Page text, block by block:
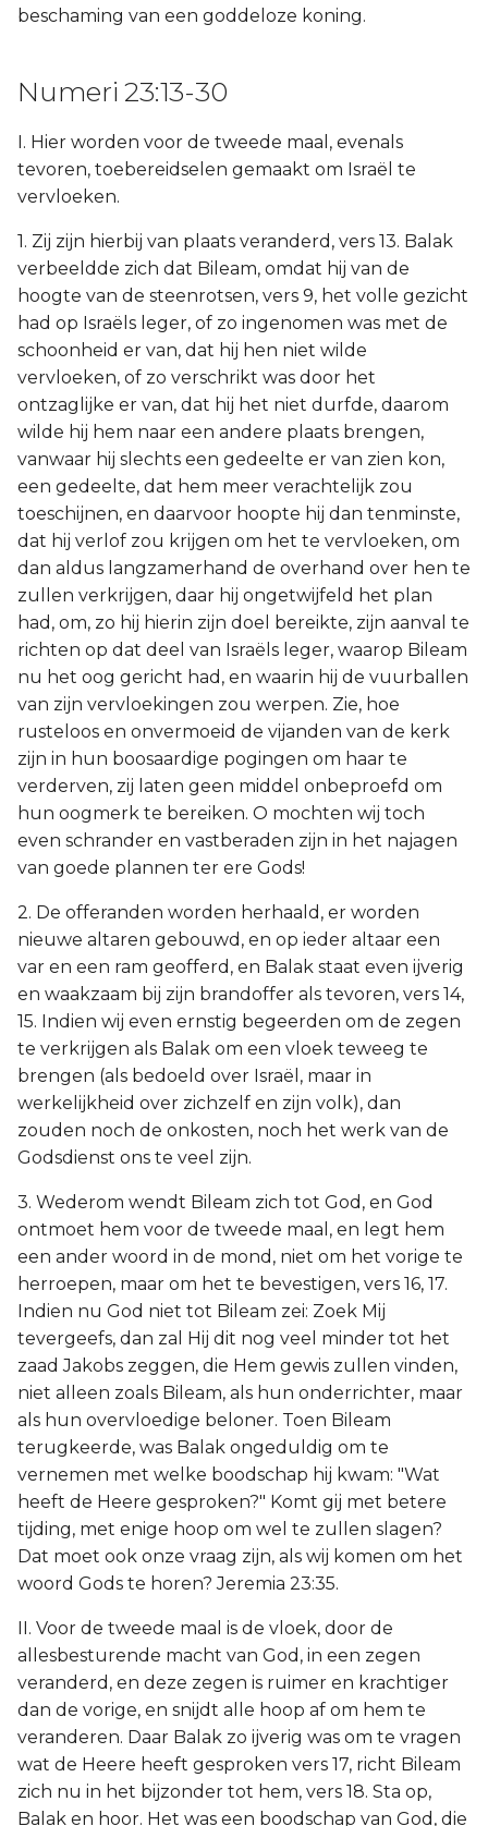
beschaming van een goddeloze koning.
Numeri 23:13-30
I. Hier worden voor de tweede maal, evenals
tevoren, toebereidselen gemaakt om Israël te
vervloeken.
1. Zij zijn hierbij van plaats veranderd, vers 13. Balak
verbeeldde zich dat Bileam, omdat hij van de
hoogte van de steenrotsen, vers 9, het volle gezicht
had op Israëls leger, of zo ingenomen was met de
schoonheid er van, dat hij hen niet wilde
vervloeken, of zo verschrikt was door het
ontzaglijke er van, dat hij het niet durfde, daarom
wilde hij hem naar een andere plaats brengen,
vanwaar hij slechts een gedeelte er van zien kon,
een gedeelte, dat hem meer verachtelijk zou
toeschijnen, en daarvoor hoopte hij dan tenminste,
dat hij verlof zou krijgen om het te vervloeken, om
dan aldus langzamerhand de overhand over hen te
zullen verkrijgen, daar hij ongetwijfeld het plan
had, om, zo hij hierin zijn doel bereikte, zijn aanval te
richten op dat deel van Israëls leger, waarop Bileam
nu het oog gericht had, en waarin hij de vuurballen
van zijn vervloekingen zou werpen. Zie, hoe
rusteloos en onvermoeid de vijanden van de kerk
zijn in hun boosaardige pogingen om haar te
verderven, zij laten geen middel onbeproefd om
hun oogmerk te bereiken. O mochten wij toch
even schrander en vastberaden zijn in het najagen
van goede plannen ter ere Gods!
2. De offeranden worden herhaald, er worden
nieuwe altaren gebouwd, en op ieder altaar een
var en een ram geofferd, en Balak staat even ijverig
en waakzaam bij zijn brandoffer als tevoren, vers 14,
15. Indien wij even ernstig begeerden om de zegen
te verkrijgen als Balak om een vloek teweeg te
brengen (als bedoeld over Israël, maar in
werkelijkheid over zichzelf en zijn volk), dan
zouden noch de onkosten, noch het werk van de
Godsdienst ons te veel zijn.
3. Wederom wendt Bileam zich tot God, en God
ontmoet hem voor de tweede maal, en legt hem
een ander woord in de mond, niet om het vorige te
herroepen, maar om het te bevestigen, vers 16, 17.
Indien nu God niet tot Bileam zei: Zoek Mij
tevergeefs, dan zal Hij dit nog veel minder tot het
zaad Jakobs zeggen, die Hem gewis zullen vinden,
niet alleen zoals Bileam, als hun onderrichter, maar
als hun overvloedige beloner. Toen Bileam
terugkeerde, was Balak ongeduldig om te
vernemen met welke boodschap hij kwam: "Wat
heeft de Heere gesproken?" Komt gij met betere
tijding, met enige hoop om wel te zullen slagen?
Dat moet ook onze vraag zijn, als wij komen om het
woord Gods te horen? Jeremia 23:35.
II. Voor de tweede maal is de vloek, door de
allesbesturende macht van God, in een zegen
veranderd, en deze zegen is ruimer en krachtiger
dan de vorige, en snijdt alle hoop af om hem te
veranderen. Daar Balak zo ijverig was om te vragen
wat de Heere heeft gesproken vers 17, richt Bileam
zich nu in het bijzonder tot hem, vers 18. Sta op,
Balak en hoor. Het was een boodschap van God, die